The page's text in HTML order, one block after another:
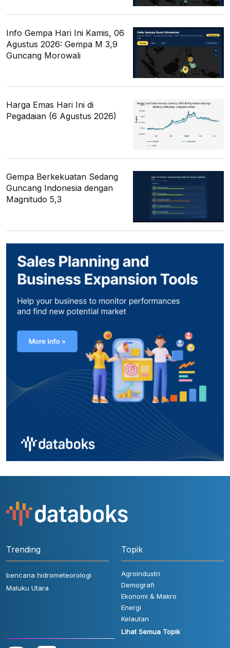
Info Gempa Hari Ini Kamis, 06
Agustus 2026: Gempa M 3,9
Guncang Morowali
Harga Emas Hari Ini di
Pegadaian (6 Agustus 2026)
Gempa Berkekuatan Sedang
Guncang Indonesia dengan
Magnitudo 5,3
Trending
bencana hidrometeorologi
Maluku Utara
Topik
Agroindustri
Demografi
Ekonomi & Makro
Energi
Kelautan
Lihat Semua Topik